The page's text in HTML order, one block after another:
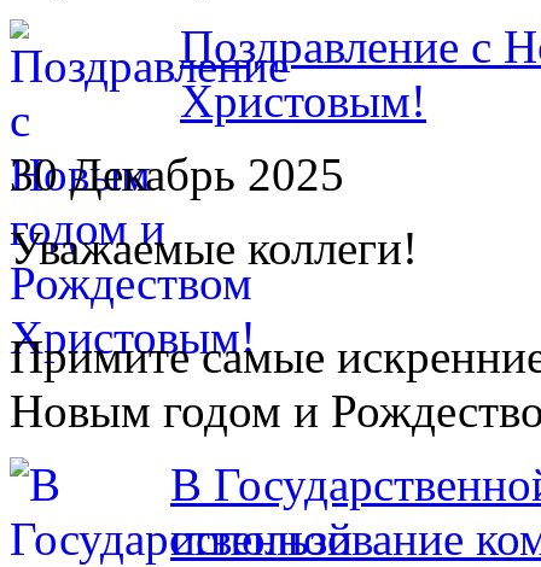
Поздравление с
Христовым!
30 Декабрь 2025
Уважаемые коллеги!
Примите самые
Новым годом и
В
использование